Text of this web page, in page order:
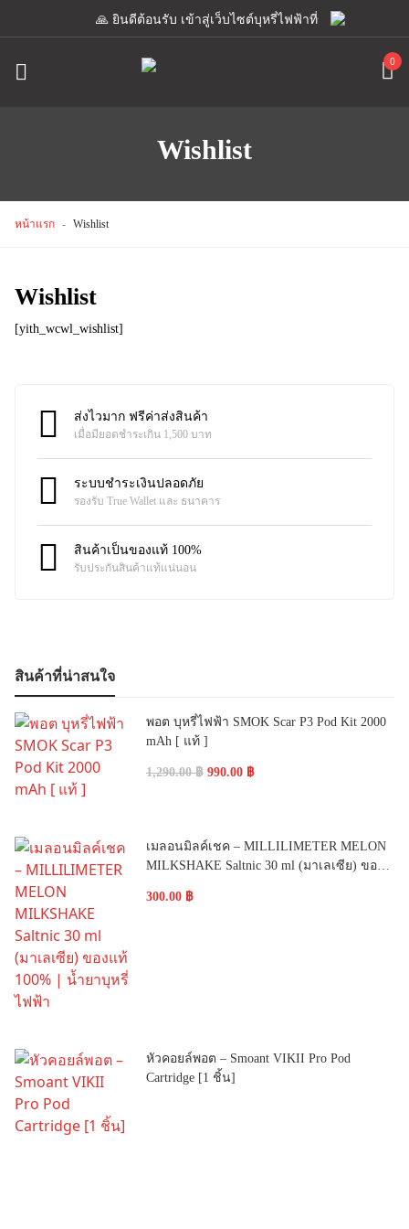
🙏 ยินดีต้อนรับ เข้าสู่เว็บไซต์บุหรี่ไฟฟ้าที่ขายดีที่สุด เรา
0
Wishlist
หน้าแรก - Wishlist
Wishlist
[yith_wcwl_wishlist]
ส่งไวมาก ฟรีค่าส่งสินค้า
เมื่อมียอดชำระเกิน 1,500 บาท
ระบบชำระเงินปลอดภัย
รองรับ True Wallet และ ธนาคาร
สินค้าเป็นของแท้ 100%
รับประกันสินค้าแท้แน่นอน
สินค้าที่น่าสนใจ
พอต บุหรี่ไฟฟ้า SMOK Scar P3 Pod Kit 2000
mAh [ แท้ ]
1,290.00฿ 990.00 ฿
เมลอนมิลค์เชค – MILLILIMETER MELON
MILKSHAKE Saltnic 30 ml (มาเลเซีย) ของ
300.00 ฿
หัวคอยล์พอต – Smoant VIKII Pro Pod
Cartridge [1 ชิ้น]